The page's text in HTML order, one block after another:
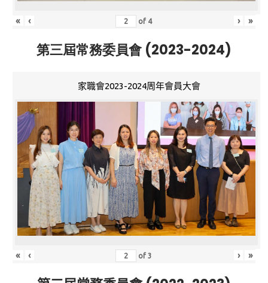
« ‹ of 4 › »
第三屆常務委員會 (2023-2024)
家職會2023-2024周年會員大會
« ‹ of3 › »